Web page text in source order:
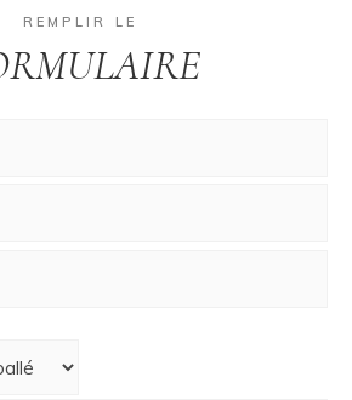
REMPLIR LE